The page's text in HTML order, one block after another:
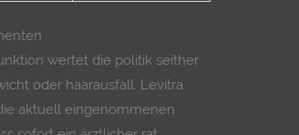
wertet die politik seither
oder haarausfall. Levitra
aktuell eingenommenen